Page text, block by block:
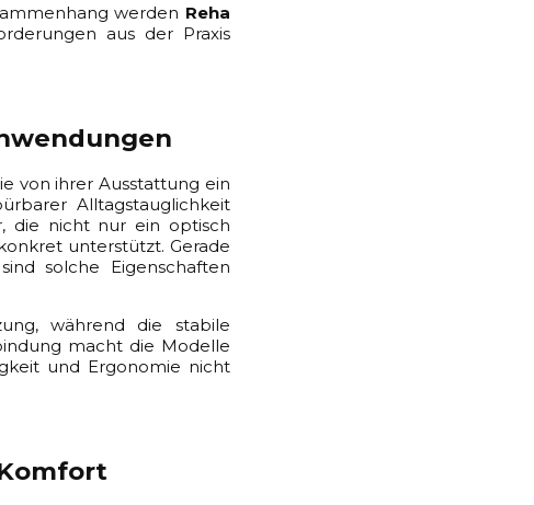
werden Reha
aus der Praxis
von ihrer Ausstattung ein
Alltagstauglichkeit
die nicht nur ein optisch
unterstützt. Gerade
solche Eigenschaften
während die stabile
macht die Modelle
und Ergonomie nicht